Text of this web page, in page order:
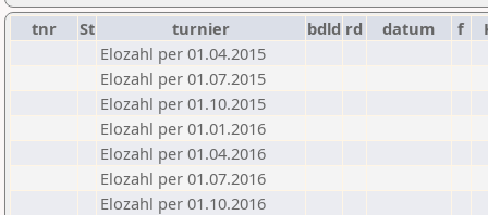
tnr St turnier bdld rd datum f
Elozahl per 01.04.2015
Elozahl per 01.07.2015
Elozahl per 01.10.2015
Elozahl per 01.01.2016
Elozahl per 01.04.2016
Elozahl per 01.07.2016
Elozahl per 01.10.2016